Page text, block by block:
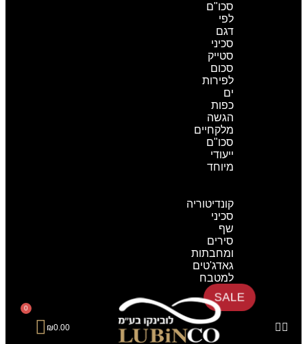
סכו"ם
לפי
דגם
סכיני
סטייק
סכום
לפירות
ים
כפות
הגשה
מלקחיים
סכו"ם
ייעודי
מיוחד
קונדיטוריה
סכיני
שף
סירים
ומחבתות
גאדג'טים
למטבח
SALE
₪0.00
0